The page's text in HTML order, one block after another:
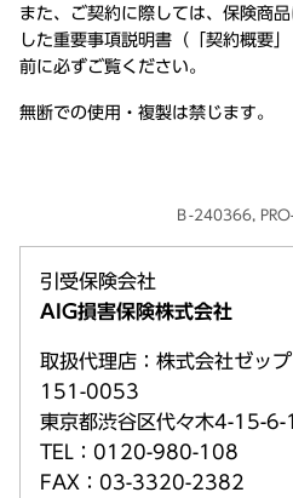
また、ご契約に際しては、保険商
した重要事項説明書（「契約概要
前に必ずご覧ください。
無断での使用・複製は禁じます。
Ｂ-240366,
引受保険会社
AIG損害保険株式会社
取扱代理店：株式会社ゼッ
151-0053
東京都渋谷区代々木4-15-
TEL：0120-980-108
FAX：03-3320-2382